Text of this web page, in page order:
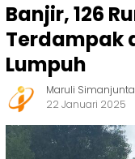
Banjir, 126
Terdampak
Lumpuh
Maruli
22 Januari 2025